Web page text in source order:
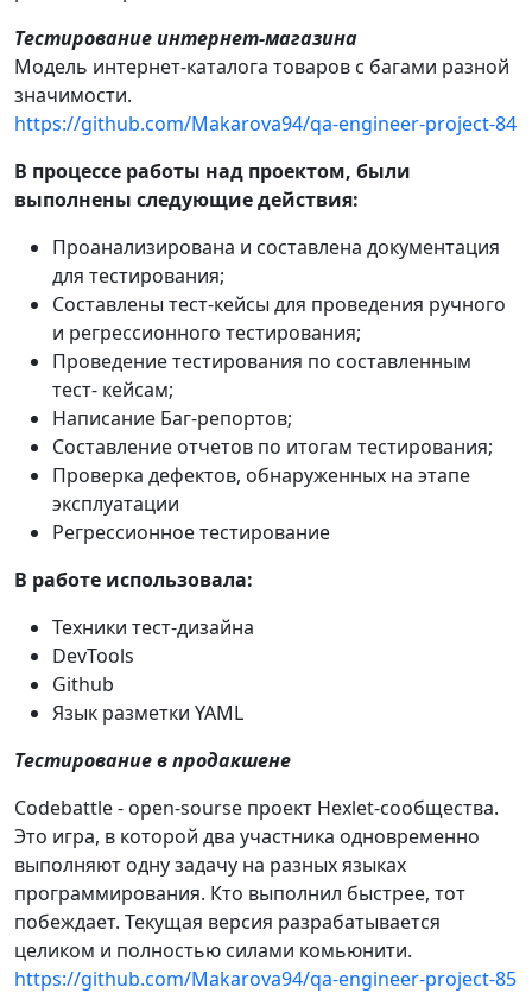
Тестирование интернет-магазина
Модель интернет-каталога товаров с багами разной
значимости.
https://github.com/Makarova94/qa-engineer-project-84
В процессе работы над проектом, были
выполнены следующие действия:
Проанализирована и составлена документация
для тестирования;
Составлены тест-кейсы для проведения ручного
и регрессионного тестирования;
Проведение тестирования по составленным
тест- кейсам;
Написание Баг-репортов;
Составление отчетов по итогам тестирования;
Проверка дефектов, обнаруженных на этапе
эксплуатации
Регрессионное тестирование
В работе использовала:
Техники тест-дизайна
DevTools
Github
Язык разметки YAML
Тестирование в продакшене
Codebattle - open-sourse проект Hexlet-сообщества.
Это игра, в которой два участника одновременно
выполняют одну задачу на разных языках
программирования. Кто выполнил быстрее, тот
побеждает. Текущая версия разрабатывается
целиком и полностью силами комьюнити.
https://github.com/Makarova94/qa-engineer-project-85